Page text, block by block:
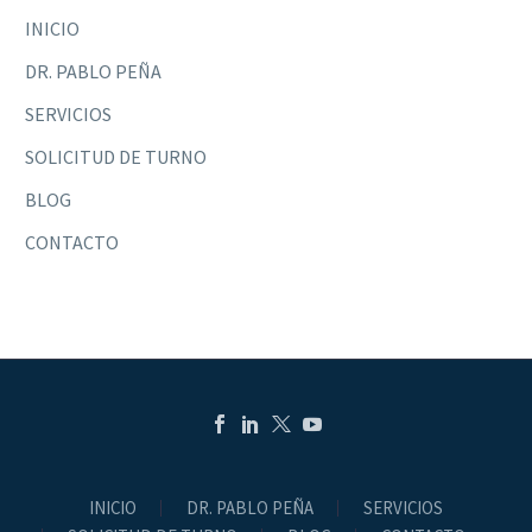
INICIO
DR. PABLO PEÑA
SERVICIOS
SOLICITUD DE TURNO
BLOG
CONTACTO
INICIO DR. PABLO PEÑA
SERVICIOS